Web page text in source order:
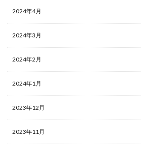
2024年4月
2024年3月
2024年2月
2024年1月
2023年12月
2023年11月